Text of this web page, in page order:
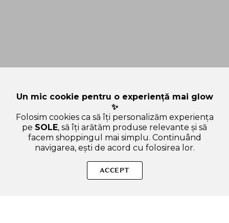
Cococnut A Day, 473 ml - gel de dus formulat cu ulei de cocos si
unt de cacao, care contribuie la mentinerea confortului pielii in
Un mic cookie pentru o experiență mai glow
✨
Folosim cookies ca să îți personalizăm experiența
pe SOLE, să îți arătăm produse relevante și să
facem shoppingul mai simplu. Continuând
navigarea, ești de acord cu folosirea lor.
ACCEPT